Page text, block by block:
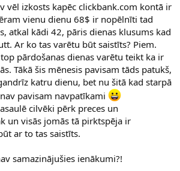
vēl izkosts kapēc clickbank.com kontā ir
vienu dienu 68$ ir nopēlnīti tad
atkal kādi 42, pāris dienas klusums kad
Ar ko tas varētu būt saistīts? Piem.
pārdošanas dienas varētu teikt ka ir
Tākā šis mēnesis pavisam tāds patukš,
katru dienu, bet nu šitā kad starpā
pavisam navpatīkami
cilvēki pērk preces un
un visās jomās tā pirktspēja ir
ar to tas saistīts.
samazinājušies ienākumi?!